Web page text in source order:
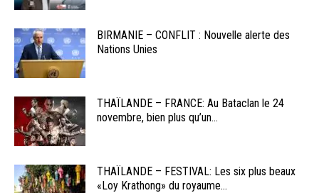
BIRMANIE – CONFLIT : Nouvelle alerte des
Nations Unies
THAÏLANDE – FRANCE: Au Bataclan le 24
novembre, bien plus qu’un...
THAÏLANDE – FESTIVAL: Les six plus beaux
«Loy Krathong» du royaume...